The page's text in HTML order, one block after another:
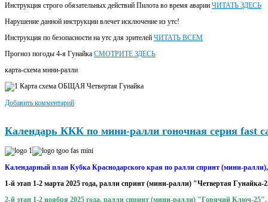
Инструкция строго обязательных действий Пилота во время аварии ЧИТАТЬ ЗДЕСЬ
Нарушение данной инструкции влечет исключение из утс!
Инструкция по безопасности на утс для зрителей ЧИТАТЬ ВСЕМ
Прогноз погоды 4-я Гунайка СМОТРИТЕ ЗДЕСЬ
карта-схема мини-ралли
Добавить комментарий
Календарь ККК по мини-ралли гоночная серия fast
Календарный план Кубка Краснодарского края по ралли спринт (мини-
1-й этап 1-2 марта 2025 года, ралли спринт (мини-ралли) "Четвертая
2-й этап 1-2 ноября 2025 года. ралли спринт (мини-ралли) "Горячий Ключ-